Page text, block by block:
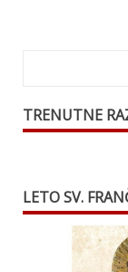
TRENUTNE
LETO SV.